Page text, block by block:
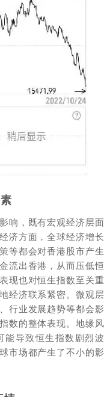
响，既有宏观经济层面
济方面，全球经济增长
等都会对香港股市产生
流出香港，从而压低恒
现也对恒生指数至关重
经济联系紧密。微观层
行业发展趋势等都会影
数的整体表现。地缘风
能导致恒生指数剧烈波
市场都产生了不小的影